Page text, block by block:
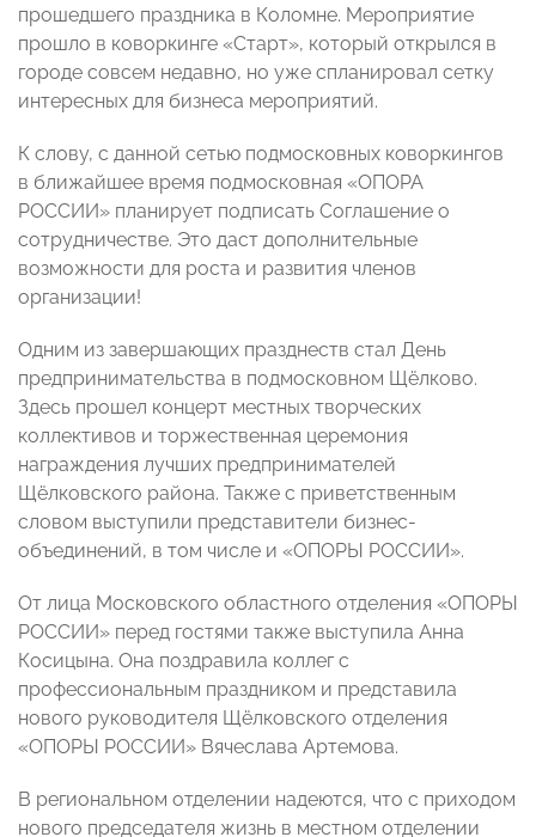
прошедшего праздника в Коломне. Мероприятие
прошло в коворкинге «Старт», который открылся в
городе совсем недавно, но уже спланировал сетку
интересных для бизнеса мероприятий.
К слову, с данной сетью подмосковных коворкингов
в ближайшее время подмосковная «ОПОРА
РОССИИ» планирует подписать Соглашение о
сотрудничестве. Это даст дополнительные
возможности для роста и развития членов
организации!
Одним из завершающих празднеств стал День
предпринимательства в подмосковном Щёлково.
Здесь прошел концерт местных творческих
коллективов и торжественная церемония
награждения лучших предпринимателей
Щёлковского района. Также с приветственным
словом выступили представители бизнес-
объединений, в том числе и «ОПОРЫ РОССИИ».
От лица Московского областного отделения «ОПОРЫ
РОССИИ» перед гостями также выступила Анна
Косицына. Она поздравила коллег с
профессиональным праздником и представила
нового руководителя Щёлковского отделения
«ОПОРЫ РОССИИ» Вячеслава Артемова.
В региональном отделении надеются, что с приходом
нового председателя жизнь в местном отделении